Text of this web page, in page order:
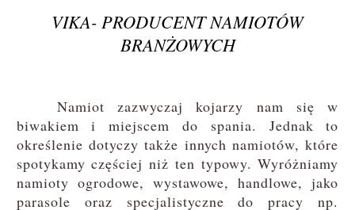
VIKA- PRODUCENT NAMIOTÓW
BRANŻOWYCH
Namiot zazwyczaj kojarzy nam się w
biwakiem i miejscem do spania. Jednak to
określenie dotyczy także innych namiotów, które
spotykamy częściej niż ten typowy. Wyróżniamy
namioty ogrodowe, wystawowe, handlowe, jako
parasole oraz specjalistyczne do pracy np.